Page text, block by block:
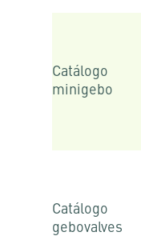
Catálogo
minigebo
Catálogo
gebovalves